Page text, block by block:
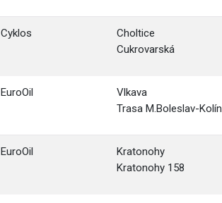
Cyklos
Choltice
Cukrovarská
EuroOil
Vlkava
Trasa M.Boleslav-Kolín
EuroOil
Kratonohy
Kratonohy 158